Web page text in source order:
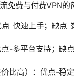
免费与付费VPN的
-快速上手；缺点-
-多平台支持；缺
比高）：优点-稳定